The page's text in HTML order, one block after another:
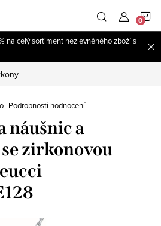
na celý sortiment nezlevněného zboží s
Podrobnosti hodnocení
náušnic a
zirkonovou